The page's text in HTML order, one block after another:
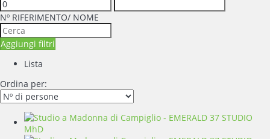
Nº RIFERIMENTO/ NOME
Aggiungi filtri
Lista
Ordina per: